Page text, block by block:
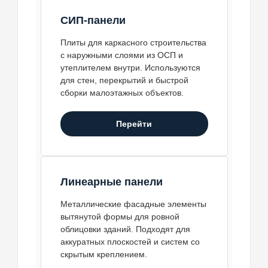
СИП-панели
Плиты для каркасного строительства
с наружными слоями из ОСП и
утеплителем внутри. Используются
для стен, перекрытий и быстрой
сборки малоэтажных объектов.
Перейти
Линеарные панели
Металлические фасадные элементы
вытянутой формы для ровной
облицовки зданий. Подходят для
аккуратных плоскостей и систем со
скрытым креплением.